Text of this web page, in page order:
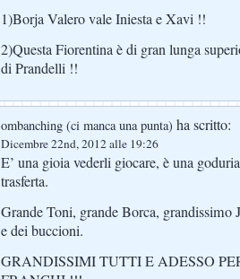
1)Borja Valero vale Iniesta e Xavi !!
2)Questa Fiorentina è di gran lunga
di Prandelli !!
ombanching (ci manca una punta) ha scritto:
Dicembre 22nd, 2012 alle 19:26
E’ una gioia vederli giocare, è una
trasferta.
Grande Toni, grande Borca, grandissimo
e dei buccioni.
GRANDISSIMI TUTTI E ADESSO